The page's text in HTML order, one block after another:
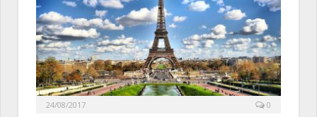
24/08/2017 0